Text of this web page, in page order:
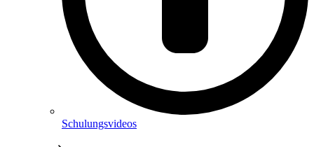
Schulungsvideos